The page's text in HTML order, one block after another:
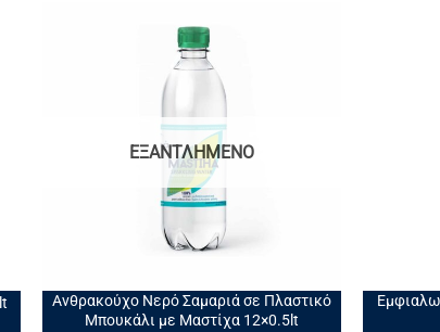
ΕΞΑΝΤΛΗΜΈΝΟ
Ανθρακούχο Νερό Σαμαριά σε Πλαστικό
Μπουκάλι με Μαστίχα 12×0.5lt